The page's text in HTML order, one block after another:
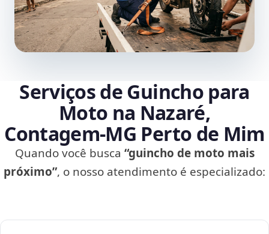
Serviços de Guincho para
Moto na Nazaré,
Contagem‑MG Perto de Mim
Quando você busca “guincho de moto mais
próximo”, o nosso atendimento é especializado: